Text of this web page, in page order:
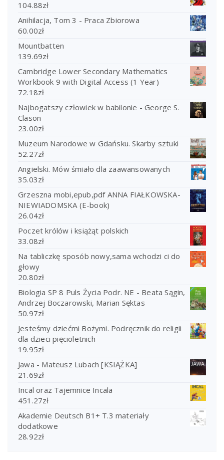
104.88zł
Anihilacja, Tom 3 - Praca Zbiorowa
60.00zł
Mountbatten
139.69zł
Cambridge Lower Secondary Mathematics
Workbook 9 with Digital Access (1 Year)
72.18zł
Najbogatszy człowiek w babilonie - George S.
Clason
23.00zł
Muzeum Narodowe w Gdańsku. Skarby sztuki
52.27zł
Angielski. Mów śmiało dla zaawansowanych
35.03zł
Grzeszna mobi,epub,pdf ANNA FIAŁKOWSKA-
NIEWIADOMSKA (E-book)
26.04zł
Poczet królów i książąt polskich
33.08zł
Na tabliczkę sposób nowy,sama wchodzi ci do
głowy
20.80zł
Biologia SP 8 Puls Życia Podr. NE - Beata Sągin,
Andrzej Boczarowski, Marian Sęktas
50.97zł
Jesteśmy dziećmi Bożymi. Podręcznik do religii
dla dzieci pięcioletnich
19.95zł
Jawa - Mateusz Lubach [KSIĄŻKA]
21.69zł
Incal oraz Tajemnice Incala
451.27zł
Akademie Deutsch B1+ T.3 materiały
dodatkowe
28.92zł